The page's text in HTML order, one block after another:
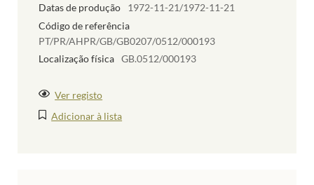
Datas de produção
1972-11-21/1972-11-21
Código de referência
PT/PR/AHPR/GB/GB0207/0512/000193
Localização física GB.0512/000193
Ver registo
Adicionar à lista